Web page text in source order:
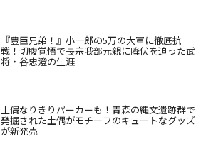
『豊臣兄弟！』小一郎の5万の大軍に徹底抗
戦！切腹覚悟で長宗我部元親に降伏を迫った武
将・谷忠澄の生涯
土偶なりきりパーカーも！青森の縄文遺跡群で
発掘された土偶がモチーフのキュートなグッズ
が新発売